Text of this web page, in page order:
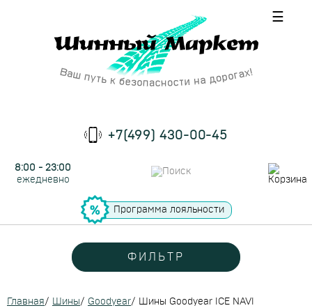
☰
+7(499) 430-00-45
8:00 - 23:00
ежедневно
Программа лояльности
ФИЛЬТР
Главная/ Шины/ Goodyear/ Шины Goodyear ICE NAVI